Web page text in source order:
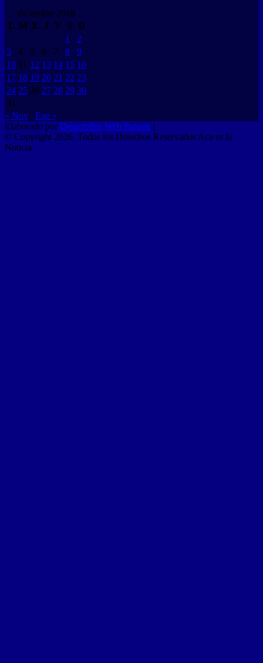
diciembre 2018
L M X J V S D
1
2
3
4 5 6 7 8
9
10 11 12 13 14 15 16
17 18 19 20 21 22 23
24 25 26 27 28 29 30
31
« Nov
Ene »
Elaborado porDesarrollos Web Paruste |
© Copyright 2026, Todos los Derechos Reservados Aca es la
Noticia